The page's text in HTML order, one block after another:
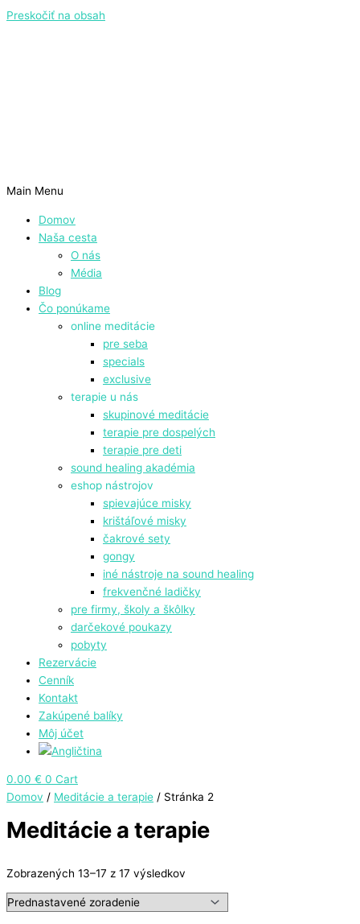
Preskočiť na obsah
Main Menu
Domov
Naša cesta
O nás
Média
Blog
Čo ponúkame
online meditácie
pre seba
specials
exclusive
terapie u nás
skupinové meditácie
terapie pre dospelých
terapie pre deti
sound healing akadémia
eshop nástrojov
spievajúce misky
krištáľové misky
čakrové sety
gongy
⁠iné nástroje na sound healing
frekvenčné ladičky
pre firmy, školy a škôlky
darčekové poukazy
pobyty
Rezervácie
Cenník
Kontakt
Zakúpené balíky
Môj účet
0.00 € 0 Cart
Domov / Meditácie a terapie / Stránka 2
Meditácie a terapie
Zobrazených 13–17 z 17 výsledkov